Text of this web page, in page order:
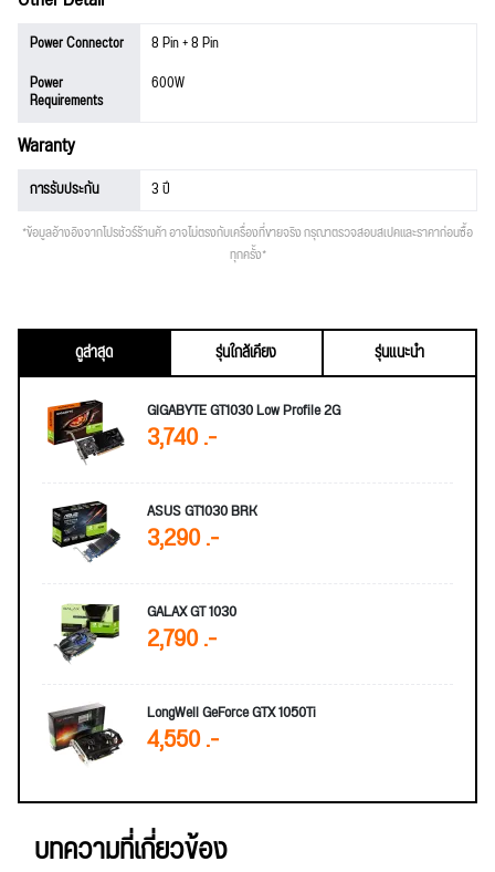
Power Connector
8 Pin + 8 Pin
Power
Requirements
600W
Waranty
การรับประกัน 3 ปี
*ข้อมูลอ้างอิงจากโปรชัวร์ร้านค้า อาจไม่ตรงกับเครื่องที่ขายจริง กรุณาตรวจสอบสเปคและราคาก่อนซื้อ
ทุกครั้ง*
ดูล่าสุด รุ่นใกล้เคียง
รุ่นแนะนำ
GIGABYTE GT1030 Low Profile 2G
3,740 .-
ASUS GT1030 BRK
3,290 .-
GALAX GT 1030
2,790 .-
LongWell GeForce GTX 1050Ti
4,550 .-
บทความที่เกี่ยวข้อง